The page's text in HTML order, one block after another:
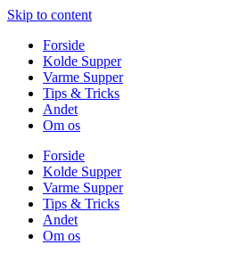
Skip to content
Forside
Kolde Supper
Varme Supper
Tips & Tricks
Andet
Om os
Forside
Kolde Supper
Varme Supper
Tips & Tricks
Andet
Om os